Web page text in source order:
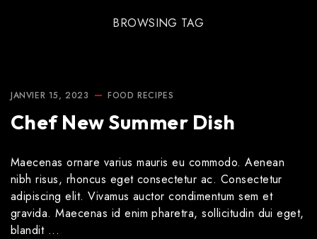
BROWSING TAG
JANVIER 15, 2023 FOOD RECIPES
Chef New Summer Dish
Maecenas ornare varius mauris eu commodo. Aenean
nibh risus, rhoncus eget consectetur ac. Consectetur
adipiscing elit. Vivamus auctor condimentum sem et
gravida. Maecenas id enim pharetra, sollicitudin dui eget,
blandit ...